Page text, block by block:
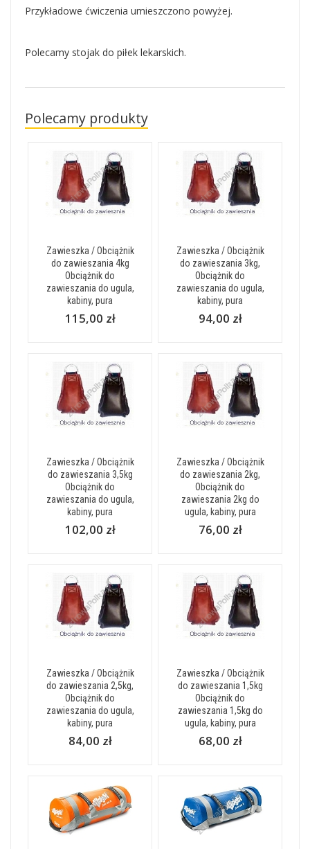
Przykładowe ćwiczenia umieszczono powyżej.
Polecamy stojak do piłek lekarskich.
Polecamy produkty
Zawieszka / Obciążnik
do zawieszania 4kg
Obciążnik do
zawieszania do ugula,
kabiny, pura
115,00 zł
Zawieszka / Obciążnik
do zawieszania 3kg,
Obciążnik do
zawieszania do ugula,
kabiny, pura
94,00 zł
Zawieszka / Obciążnik
do zawieszania 3,5kg
Obciążnik do
zawieszania do ugula,
kabiny, pura
102,00 zł
Zawieszka / Obciążnik
do zawieszania 2kg,
Obciążnik do
zawieszania 2kg do
ugula, kabiny, pura
76,00 zł
Zawieszka / Obciążnik
do zawieszania 2,5kg,
Obciążnik do
zawieszania do ugula,
kabiny, pura
84,00 zł
Zawieszka / Obciążnik
do zawieszania 1,5kg
Obciążnik do
zawieszania 1,5kg do
ugula, kabiny, pura
68,00 zł